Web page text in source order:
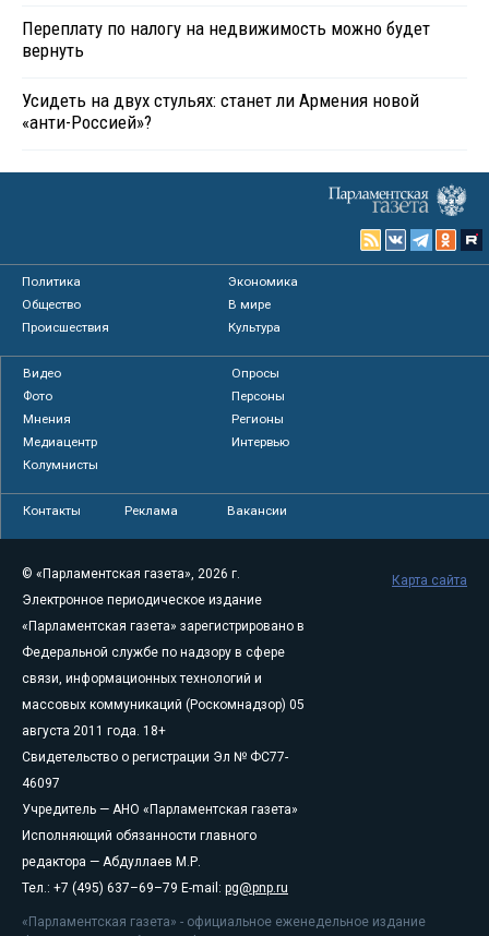
Переплату по налогу на недвижимость можно будет
вернуть
Усидеть на двух стульях: станет ли Армения новой
«анти-Россией»?
Политика
Экономика
Общество
В мире
Происшествия
Культура
Видео
Опросы
Фото
Персоны
Мнения
Регионы
Медиацентр
Интервью
Колумнисты
Контакты Реклама Вакансии
© «Парламентская газета», 2026 г.
Электронное периодическое издание
«Парламентская газета» зарегистрировано в
Федеральной службе по надзору в сфере
связи, информационных технологий и
массовых коммуникаций (Роскомнадзор) 05
августа 2011 года. 18+
Свидетельство о регистрации Эл № ФС77-
46097
Учредитель — АНО «Парламентская газета»
Исполняющий обязанности главного
редактора — Абдуллаев М.Р.
Тел.: +7 (495) 637–69–79 E-mail: pg@pnp.ru
«Парламентская газета» - официальное еженедельное издание
Карта сайта